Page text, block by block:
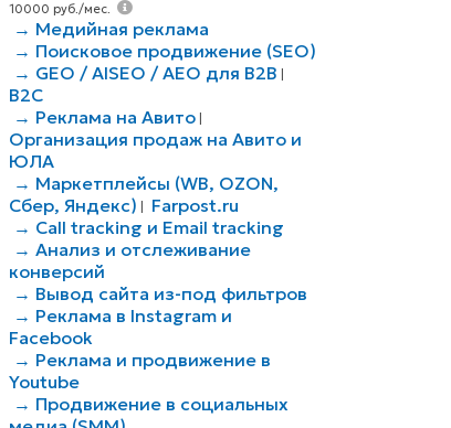
10000 руб./мес.
→ Медийная реклама
→ Поисковое продвижение (SEO)
→ GEO / AISEO / AEO для B2В
B2C
→ Реклама на Авито|
Организация продаж на Авито и
ЮЛА
→ Маркетплейсы (WB, OZON,
Сбер, Яндекс)
Farpost.ru
→ Call tracking и Email tracking
→ Анализ и отслеживание
конверсий
→ Вывод сайта из-под фильтров
→ Реклама в Instagram и
Facebook
→ Реклама и продвижение в
Youtube
→ Продвижение в социальных